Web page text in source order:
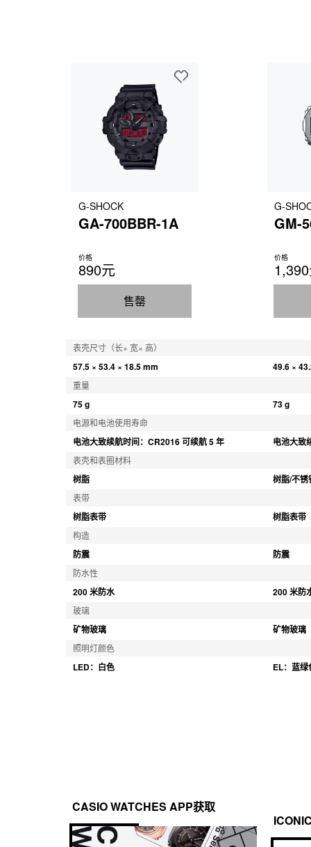
G-SHOCK
GA-700BBR-1A
价格
890元
售罄
G-
GM-
价格
表壳尺寸（长× 宽× 高）
57.5 × 53.4 × 18.5 mm 49.6 ×
重量
75 g 73 g
电源和电池使用寿命
电池大致续航时间：CR2016 可续航 5 年 电池大致
表壳和表圈材料
树脂 树脂/不锈
表带
树脂表带 树脂表带
构造
防震 防震
防水性
200 米防水 200 米防
玻璃
矿物玻璃 矿物玻璃
照明灯颜色
LED：白色 EL：蓝绿
CASIO WATCHES APP获取